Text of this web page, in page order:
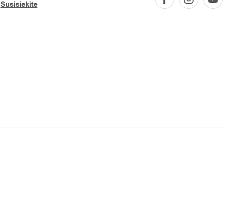
Susisiekite